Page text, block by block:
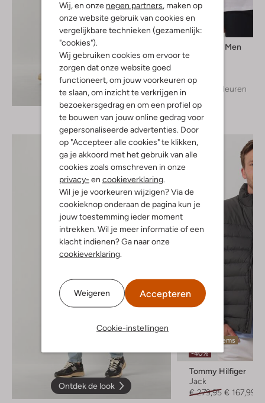
Wij, en onze negen partners , maken op
onze website gebruik van cookies en
vergelijkbare technieken (gezamenlijk:
"cookies").
Wij gebruiken cookies om ervoor te
zorgen dat onze website goed
functioneert, om jouw voorkeuren op
te slaan, om inzicht te verkrijgen in
bezoekersgedrag en om een profiel op
te bouwen van jouw online gedrag voor
gepersonaliseerde advertenties. Door
op "Accepteer alle cookies" te klikken,
ga je akkoord met het gebruik van alle
cookies zoals omschreven in onze
privacy- en cookieverklaring
Wil je je voorkeuren wijzigen? Via de
cookieknop onderaan de pagina kun je
jouw toestemming ieder moment
intrekken. Wil je meer informatie of een
klacht indienen? Ga naar onze
cookieverklaring
Weigeren Accepteren
Cookie-instellingen
Ontdek de look
Selected Men
T-shirt
+ meer kleuren
Ontdek de look
Laatste items
-40%
Tommy Hilfiger
Jack
€ 279,95 € 167,99